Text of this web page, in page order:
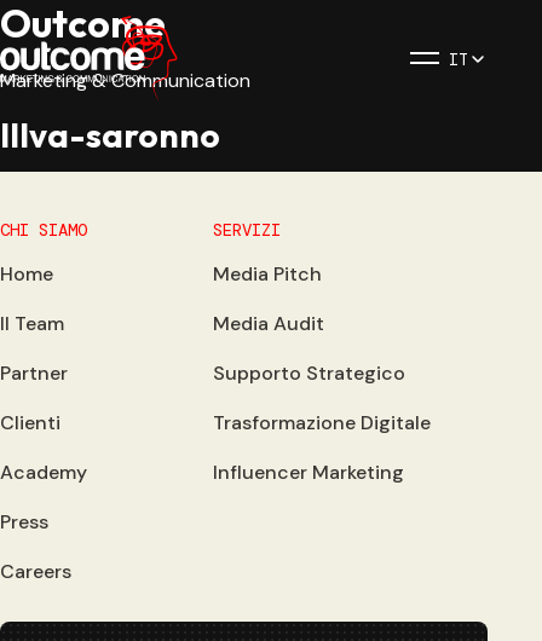
IT
Outcome
Marketing & Communication
Illva-saronno
CHI SIAMO
Home
Il Team
Partner
Clienti
Academy
Press
Careers
SERVIZI
Media Pitch
Media Audit
Supporto Strategico
Trasformazione Digitale
Influencer Marketing